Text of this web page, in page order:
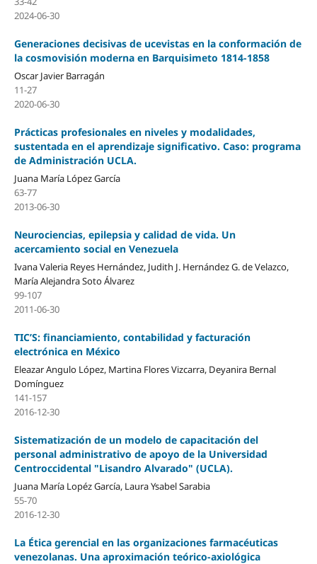
2024-06-30
Generaciones decisivas de ucevistas en la conformación de
la cosmovisión moderna en Barquisimeto 1814-1858
Oscar Javier Barragán
11-27
2020-06-30
Prácticas profesionales en niveles y modalidades,
sustentada en el aprendizaje significativo. Caso: programa
de Administración UCLA.
Juana María López García
63-77
2013-06-30
Neurociencias, epilepsia y calidad de vida. Un
acercamiento social en Venezuela
Ivana Valeria Reyes Hernández, Judith J. Hernández G. de Velazco,
María Alejandra Soto Álvarez
99-107
2011-06-30
TIC’S: financiamiento, contabilidad y facturación
electrónica en México
Eleazar Angulo López, Martina Flores Vizcarra, Deyanira Bernal
Domínguez
141-157
2016-12-30
Sistematización de un modelo de capacitación del
personal administrativo de apoyo de la Universidad
Centroccidental "Lisandro Alvarado" (UCLA).
Juana María Lopéz García, Laura Ysabel Sarabia
55-70
2016-12-30
La Ética gerencial en las organizaciones farmacéuticas
venezolanas. Una aproximación teórico-axiológica